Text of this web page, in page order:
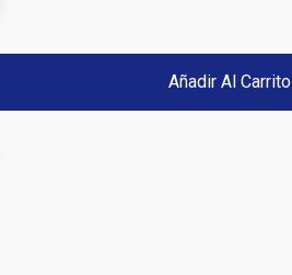
Añadir Al Carrito